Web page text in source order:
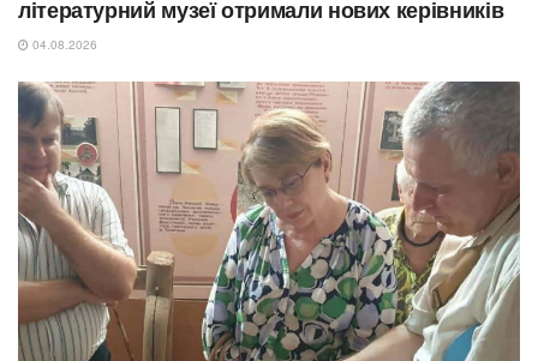
літературний музеї отримали нових керівників
04.08.2026